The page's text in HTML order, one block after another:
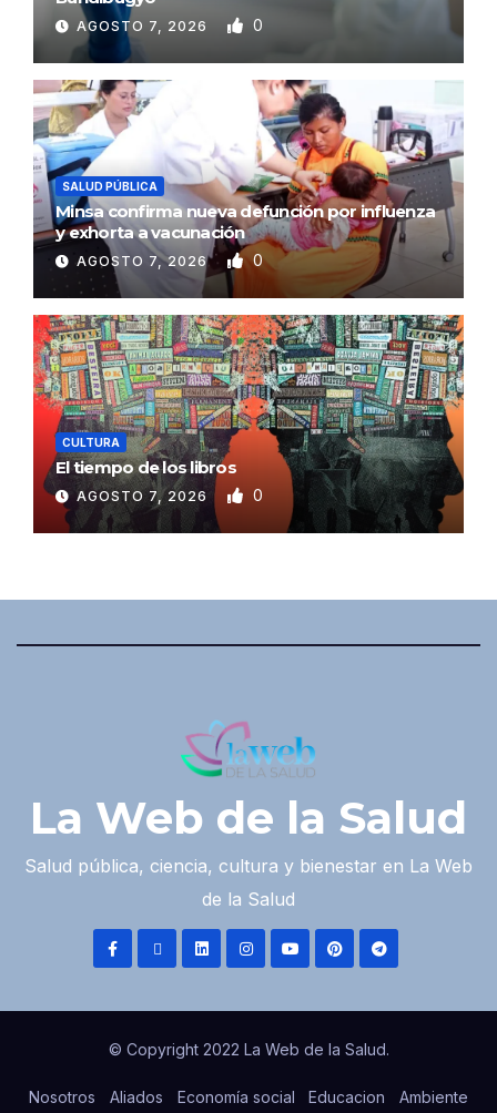
AGOSTO 7, 2026 0
SALUD PÚBLICA
Minsa confirma nueva defunción por influenza
y exhorta a vacunación
AGOSTO 7, 2026 0
CULTURA
El tiempo de los libros
AGOSTO 7, 2026 0
La Web de la Salud
Salud pública, ciencia, cultura y bienestar en La Web
de la Salud
© Copyright 2022 La Web de la Salud.
Nosotros Aliados Economía social Educacion Ambiente